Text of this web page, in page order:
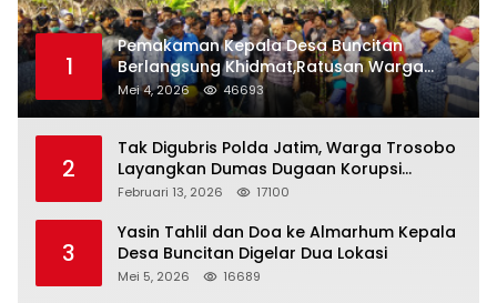
1
Pemakaman Kepala Desa Buncitan
Berlangsung Khidmat,Ratusan Warga
Larut Dalam Duka Yang Mendalam
Mei 4, 2026 46693
2
Tak Digubris Polda Jatim, Warga Trosobo
Layangkan Dumas Dugaan Korupsi
Oknum DPRD Sidoarjo ke Kapolri
Februari 13, 2026 17100
3
Yasin Tahlil dan Doa ke Almarhum Kepala
Desa Buncitan Digelar Dua Lokasi
Mei 5, 2026 16689